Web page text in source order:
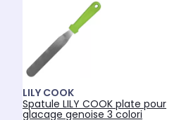
LILY COOK
Spatule LILY COOK plate pour
glacage genoise 3 colori